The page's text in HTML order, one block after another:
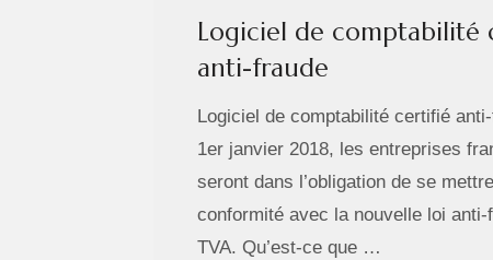
Logiciel de comptabilité
anti-fraude
Logiciel de comptabilité certifié
1er janvier 2018, les entreprises
seront dans l’obligation de se
conformité avec la nouvelle loi anti-
TVA. Qu’est-ce que …